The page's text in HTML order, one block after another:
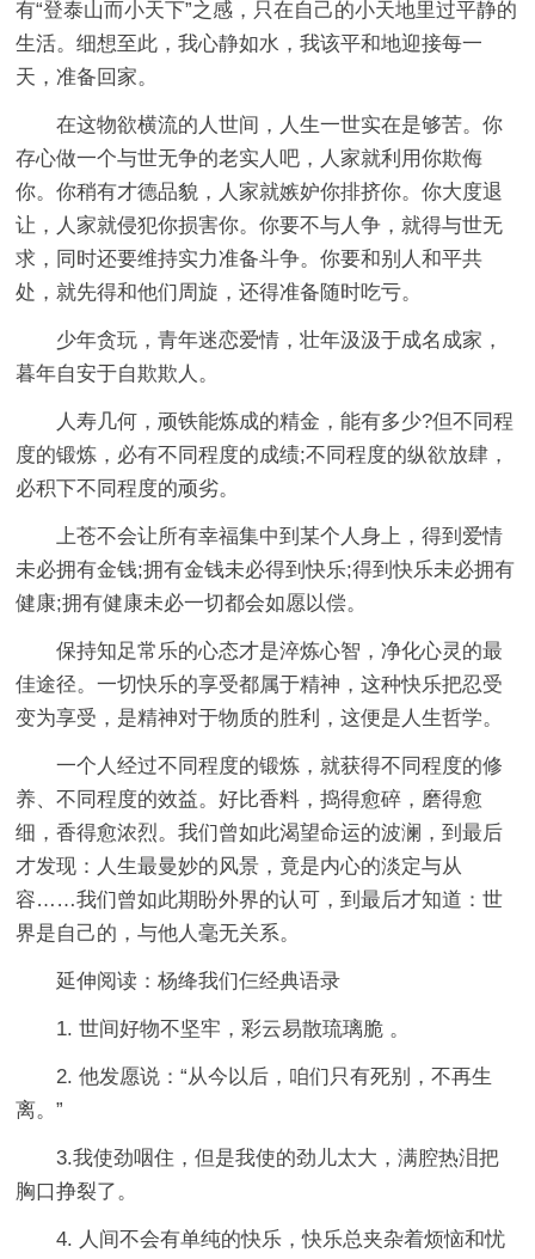
有“登泰山而小天下”之感，只在自己的小天地里过平静的
生活。细想至此，我心静如水，我该平和地迎接每一
天，准备回家。
在这物欲横流的人世间，人生一世实在是够苦。你
存心做一个与世无争的老实人吧，人家就利用你欺侮
你。你稍有才德品貌，人家就嫉妒你排挤你。你大度退
让，人家就侵犯你损害你。你要不与人争，就得与世无
求，同时还要维持实力准备斗争。你要和别人和平共
处，就先得和他们周旋，还得准备随时吃亏。
少年贪玩，青年迷恋爱情，壮年汲汲于成名成家，
暮年自安于自欺欺人。
人寿几何，顽铁能炼成的精金，能有多少?但不同程
度的锻炼，必有不同程度的成绩;不同程度的纵欲放肆，
必积下不同程度的顽劣。
上苍不会让所有幸福集中到某个人身上，得到爱情
未必拥有金钱;拥有金钱未必得到快乐;得到快乐未必拥有
健康;拥有健康未必一切都会如愿以偿。
保持知足常乐的心态才是淬炼心智，净化心灵的最
佳途径。一切快乐的享受都属于精神，这种快乐把忍受
变为享受，是精神对于物质的胜利，这便是人生哲学。
一个人经过不同程度的锻炼，就获得不同程度的修
养、不同程度的效益。好比香料，捣得愈碎，磨得愈
细，香得愈浓烈。我们曾如此渴望命运的波澜，到最后
才发现：人生最曼妙的风景，竟是内心的淡定与从
容……我们曾如此期盼外界的认可，到最后才知道：世
界是自己的，与他人毫无关系。
延伸阅读：杨绛我们仨经典语录
1. 世间好物不坚牢，彩云易散琉璃脆 。
2. 他发愿说：“从今以后，咱们只有死别，不再生
离。”
3.我使劲咽住，但是我使的劲儿太大，满腔热泪把
胸口挣裂了。
4. 人间不会有单纯的快乐，快乐总夹杂着烦恼和忧